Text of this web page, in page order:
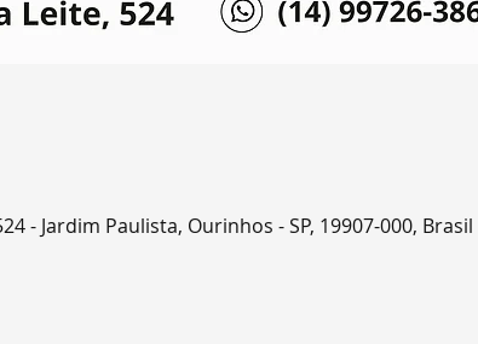
- Jardim Paulista, Ourinhos - SP, 19907-000, Brasil